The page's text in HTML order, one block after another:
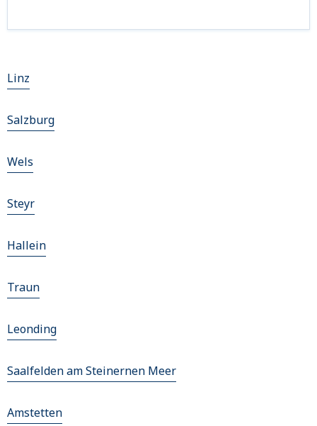
Linz
Salzburg
Wels
Steyr
Hallein
Traun
Leonding
Saalfelden am Steinernen Meer
Amstetten